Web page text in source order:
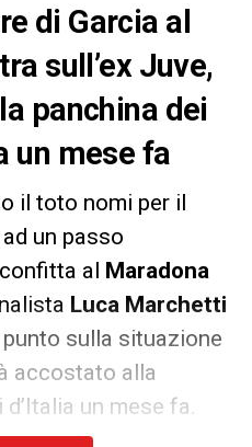
di Garcia al
sull’ex Juve,
panchina dei
un mese fa
il toto nomi per il
ad un passo
al Maradona
Luca Marchetti
sulla situazione
accostato alla
un mese fa.